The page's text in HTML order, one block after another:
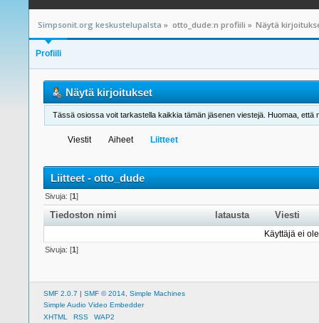
Simpsonit.org keskustelupalsta » otto_dude:n profiili » Näytä
Profiili
Näytä kirjoitukset
Tässä osiossa voit tarkastella kaikkia tämän jäsenen viestejä. Huomaa, että
Viestit Aiheet Liitteet
Liitteet - otto_dude
Sivuja: [1]
Tiedoston nimi latausta Viesti
Käyttäjä ei
Sivuja: [1]
SMF 2.0.7 | SMF © 2014 Simple Machines
Simple Audio Video Embedder
XHTML
RSS WAP2